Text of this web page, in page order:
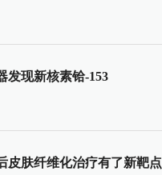
发现新核素铪-153
皮肤纤维化治疗有了新靶点